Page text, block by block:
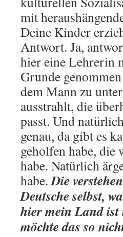
mit
Deine Kinder
Antwort. Ja,
hier eine Lehrerin
Grunde
dem Mann zu
ausstrahlt, die
passt. Und
genau, da gibt es
geholfen habe, die
habe. Natürlich
habe. Die
Deutsche selbst,
hier mein Land
möchte das so